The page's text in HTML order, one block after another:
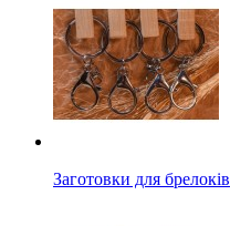
Заготовки для брелоків